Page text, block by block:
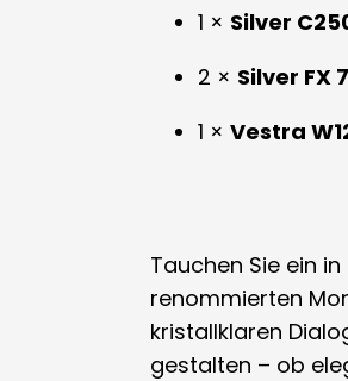
1 × Silver
2 × Silver FX
1 × Vestra
Tauchen Sie ein
renommierten
kristallklaren
gestalten – ob